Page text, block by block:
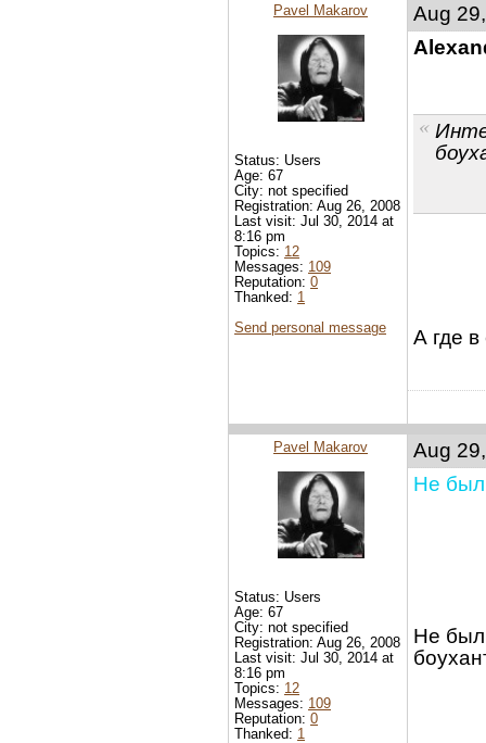
Aug
А где в
Pavel Makarov
Status: Users
Age: 67
City: not specified
Registration: Aug 26, 2008
Last visit: Jul 30, 2014 at
8:16 pm
Topics: 12
Messages: 109
Reputation: 0
Thanked: 1
Send personal message
Aug
Не был
Не
Pavel Makarov
Status: Users
Age: 67
City: not specified
Registration: Aug 26, 2008
Last visit: Jul 30, 2014 at
8:16 pm
Topics: 12
Messages: 109
Reputation: 0
Thanked: 1